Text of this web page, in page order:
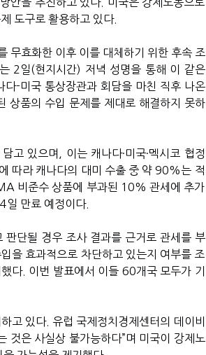
도구로 활용하고 있다.
무효화한 이후 이를 대체하기 위한 후속 조
2일(현지시간) 저녁 성명을 통해 이 같은
-미국 통상장관과 회담을 마친 직후 나온
상품의 수입 문제를 제대로 해결하지 못하
고 있으며, 이는 캐나다·미국·멕시코 협정
따라 캐나다의 대미 수출 중 약 90%는 적
비준수 상품에 부과된 10% 관세에 추가
일 만료 예정이다.
판단될 경우 조사 결과를 근거로 관세를 부
을 효과적으로 차단하고 있는지 여부를 조
다. 이번 발표에서 이들 60개국 모두가 기
고 있다. 유럽 국제정치경제센터의 데이비
것은 사실상 불가능하다”며 미국이 강제노